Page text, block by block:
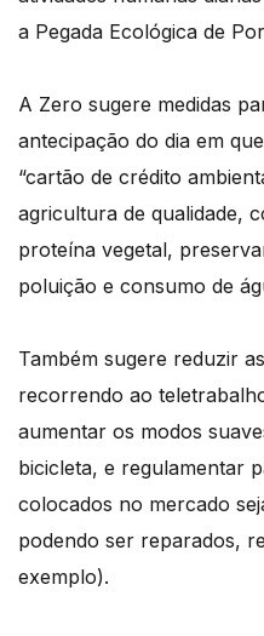
a Pegada Ecológica de
A Zero sugere medidas
antecipação do dia em
“cartão de crédito
agricultura de qualidade,
proteína vegetal,
poluição e consumo de
Também sugere reduzir
recorrendo ao
aumentar os modos
bicicleta, e regulamentar
colocados no mercado
podendo ser reparados,
exemplo).